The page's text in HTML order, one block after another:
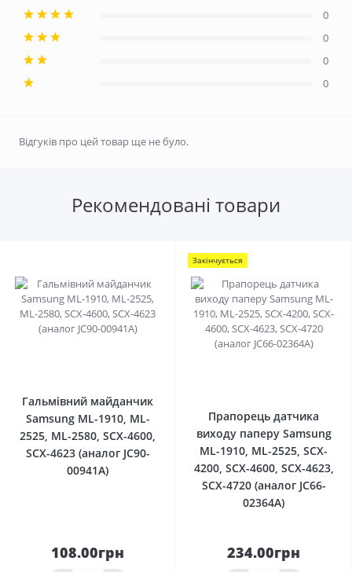
0
0
0
0
Відгуків про цей товар ще не було.
Рекомендовані товари
Гальмівний майданчик
Samsung ML-1910, ML-
2525, ML-2580, SCX-4600,
SCX-4623 (аналог JC90-
00941A)
108.00грн
Закінчується
Прапорець датчика
виходу паперу Samsung
ML-1910, ML-2525, SCX-
4200, SCX-4600, SCX-4623,
SCX-4720 (аналог JC66-
02364A)
234.00грн